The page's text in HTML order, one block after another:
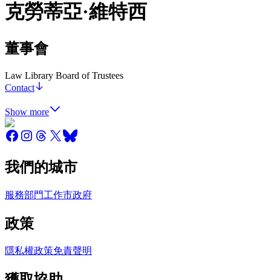
克勞蒂亞·維特西
董事會
Law Library Board of Trustees
Contact
Show more
我們的城市
服務部門工作市政府
政策
隱私權政策免責聲明